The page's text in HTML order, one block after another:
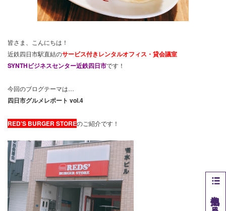
皆さま、こんにちは！
近鉄四日市駅直結のサービス付きレンタルオフィス・貸会議室
SYNTHビジネスセンター近鉄四日市です！
今回のブログテーマは…
四日市グルメレポート vol.4
RED'S BURGER STOREのご紹介です！
他拠点を見る